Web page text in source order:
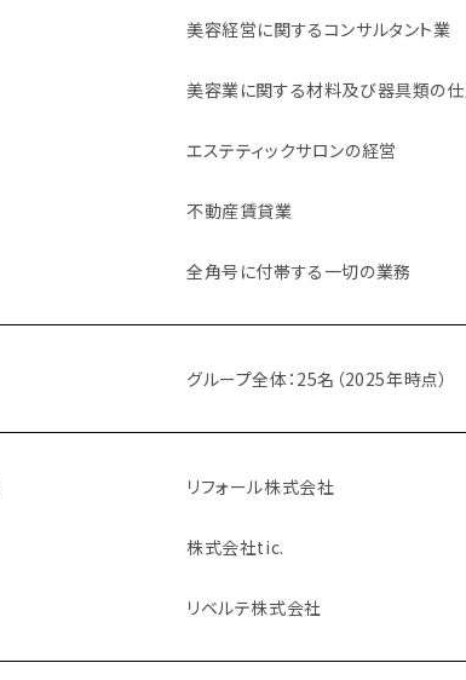
美容経営に関するコンサルタント業
美容業に関する材料及び器具類の
エステティックサロンの経営
不動産賃貸業
全角号に付帯する一切の業務
グループ全体：25名（2025年時点）
リフォール株式会社
株式会社tic.
リベルテ株式会社